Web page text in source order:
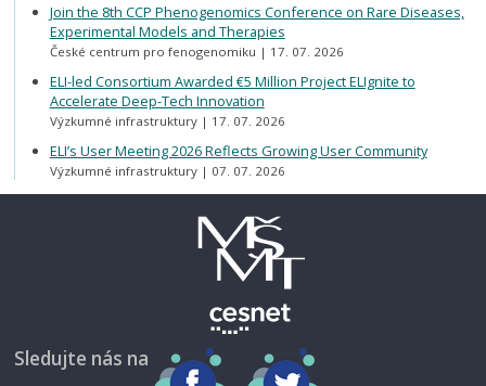
Join the 8th CCP Phenogenomics Conference on Rare Diseases,
Experimental Models and Therapies
České centrum pro fenogenomiku 17. 07. 2026
ELI-led Consortium Awarded €5 Million Project ELIgnite to
Accelerate Deep-Tech Innovation
Výzkumné infrastruktury 17. 07. 2026
ELI’s User Meeting 2026 Reflects Growing User Community
Výzkumné infrastruktury 07. 07. 2026
Sledujte nás na